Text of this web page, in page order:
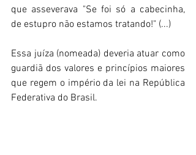
que asseverava "Se foi só a cabecinha,
de estupro não estamos tratando!" (...)
Essa juíza (nomeada) deveria atuar como
guardiã dos valores e princípios maiores
que regem o império da lei na República
Federativa do Brasil.